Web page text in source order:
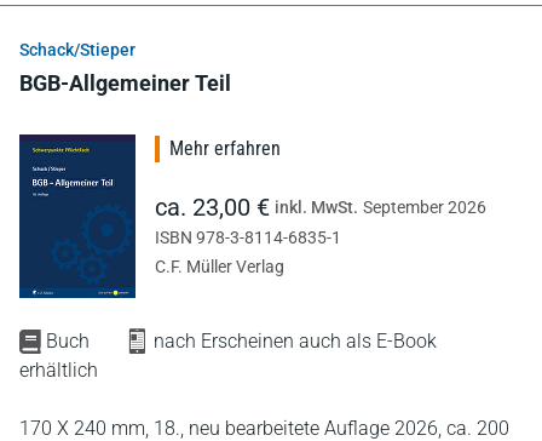
Schack/Stieper
BGB-Allgemeiner Teil
Buch
nach Erscheinen auch als E-Book
erhältlich
170 X 240 mm, 18., neu bearbeitete Auflage 2026, ca. 200
Mehr erfahren
ca. 23,00 € inkl. MwSt. September 2026
ISBN 978-3-8114-6835-1
C.F. Müller Verlag